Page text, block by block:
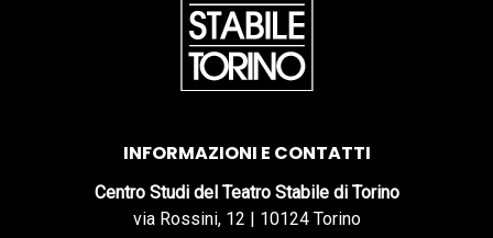
INFORMAZIONI E CONTATTI
Centro Studi del Teatro Stabile di Torino
via Rossini, 12 | 10124 Torino